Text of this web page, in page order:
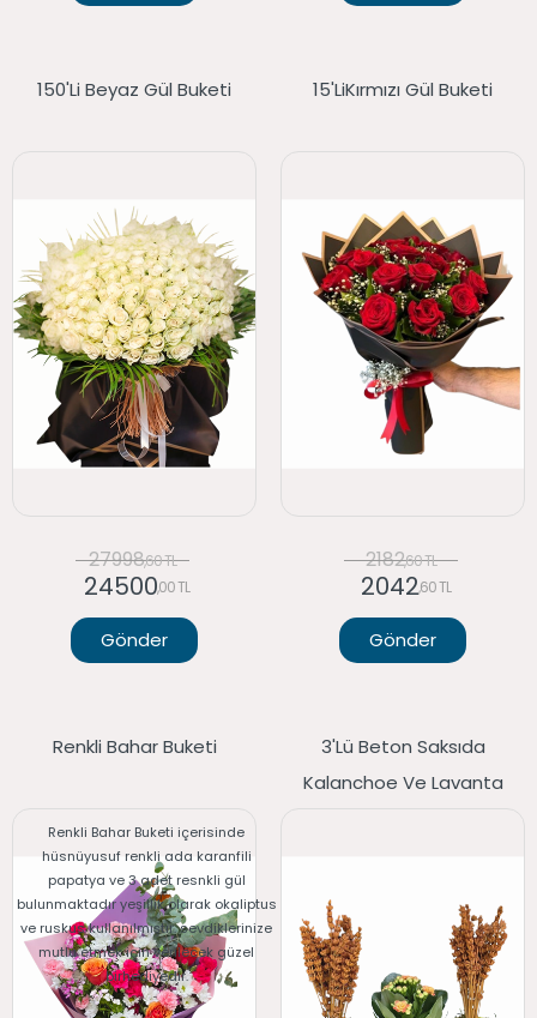
150'li Beyaz Gül Buketi
27998,60 TL
24500,00 TL
Gönder
15'liKırmızı Gül Buketi
2182,60 TL
2042,60 TL
Gönder
Renkli Bahar Buketi
Renkli Bahar Buketi içerisinde
hüsnüyusuf renkli ada karanfili
papatya ve 3 adet resnkli gül
bulunmaktadır yeşillik olarak okaliptus
ve ruskus kullanılmıştır. sevdiklerinize
mutlu etmek için verilecek güzel
birhediyedir.
3'lü Beton Saksıda
Kalanchoe Ve Lavanta